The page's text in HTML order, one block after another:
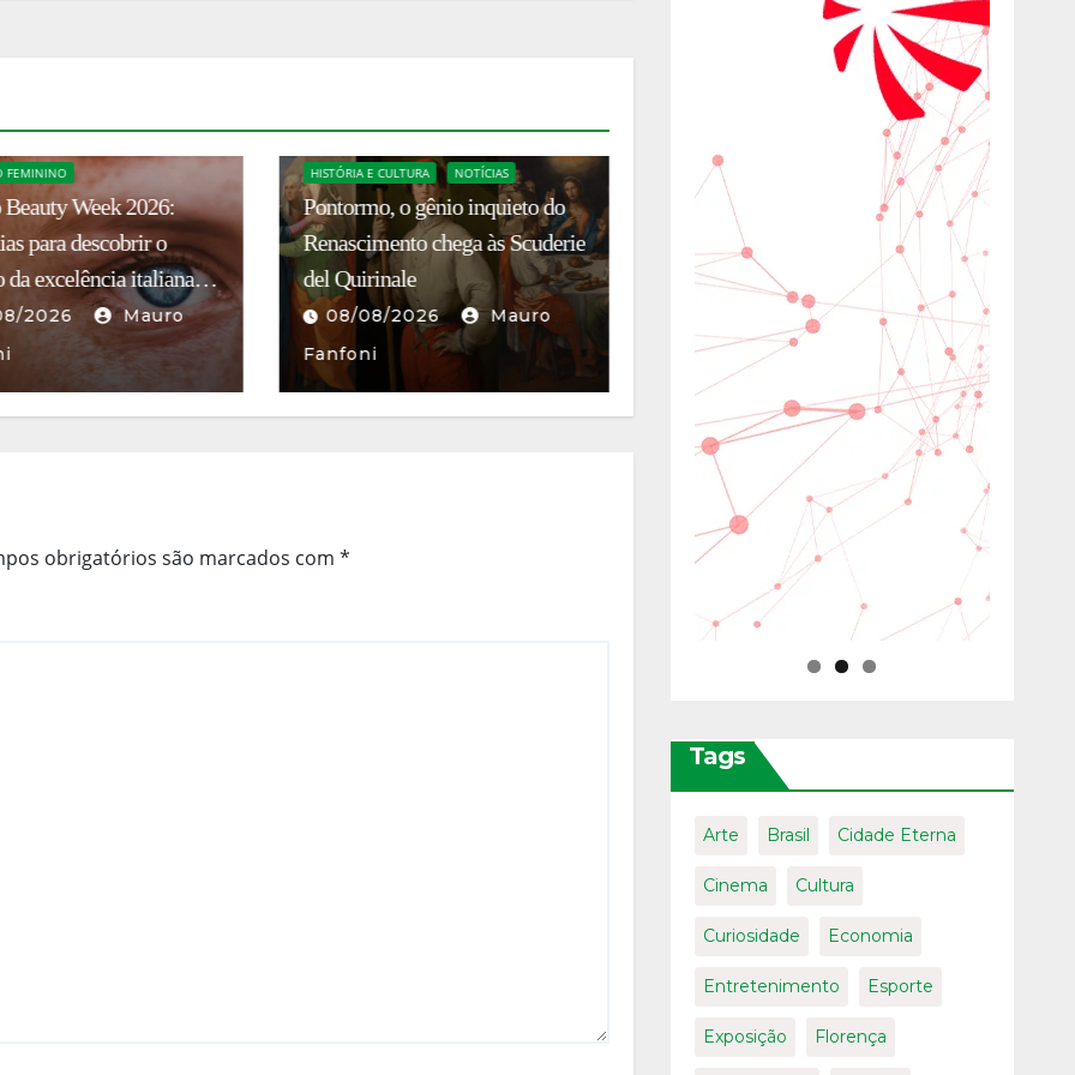
CULTURA E TURISMO
CULTURA NOTÍCIAS
o gênio inquieto do
chega às Scuderie
2026
Mauro
CONSULADO NOTÍCIAS
Itália nomeia Pietro Tombaccini
como novo cônsul-geral em
Belo Horizonte
07/08/2026
Francesco Sibilla
SAÚDE E BEM-ESTAR
UNIVERSO FEMININO
Milano Beauty Week 2026:
cinco dias para descobrir o
coração da excelência italiana da
Mauro
Fanfoni
obrigatórios são marcados com *
Tags
Arte Brasil Cidade Eterna
Cinema Cultura
Curiosidade Economia
Entretenimento Esporte
Exposição Florença